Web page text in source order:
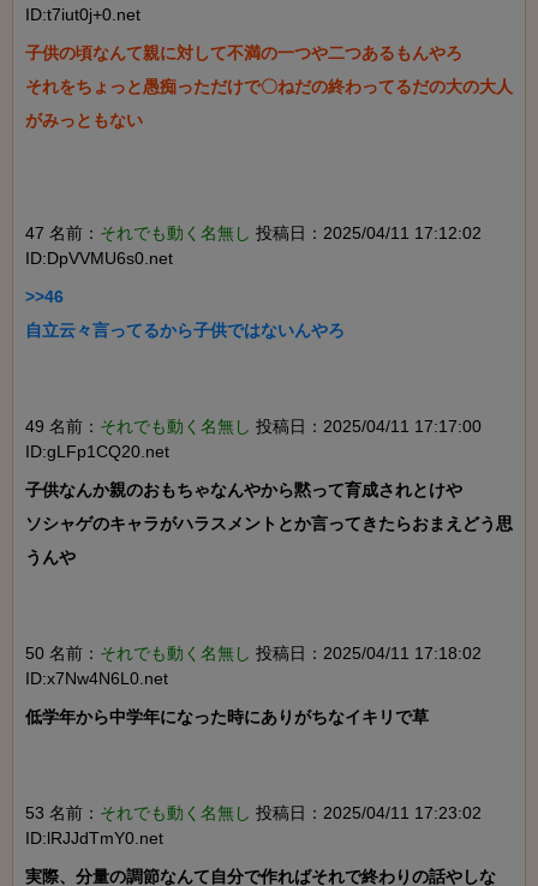
ID:t7iut0j+0.net
子供の頃なんて親に対して不満の一つや二つあるもんやろ
それをちょっと愚痴っただけで〇ねだの終わってるだの大の大人
がみっともない
47 名前： それでも動く名無し 投稿日：2025/04/11 17:12:02
ID:DpVVMU6s0.net
>>46
自立云々言ってるから子供ではないんやろ
49 名前： それでも動く名無し 投稿日：2025/04/11 17:17:00
ID:gLFp1CQ20.net
子供なんか親のおもちゃなんやから黙って育成されとけや
ソシャゲのキャラがハラスメントとか言ってきたらおまえどう思
うんや
50 名前： それでも動く名無し 投稿日：2025/04/11 17:18:02
ID:x7Nw4N6L0.net
低学年から中学年になった時にありがちなイキリで草
53 名前： それでも動く名無し 投稿日：2025/04/11 17:23:02
ID:lRJJdTmY0.net
実際、分量の調節なんて自分で作ればそれで終わりの話やしな